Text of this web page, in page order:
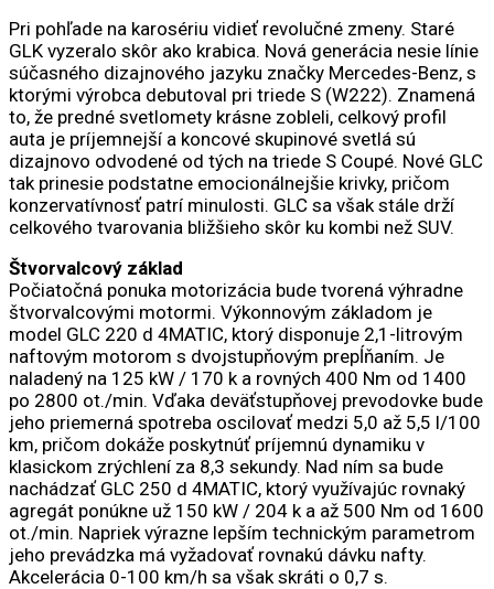
Pri pohľade na karosériu vidieť revolučné zmeny. Staré
GLK vyzeralo skôr ako krabica. Nová generácia nesie línie
súčasného dizajnového jazyku značky Mercedes-Benz, s
ktorými výrobca debutoval pri triede S (W222). Znamená
to, že predné svetlomety krásne zobleli, celkový profil
auta je príjemnejší a koncové skupinové svetlá sú
dizajnovo odvodené od tých na triede S Coupé. Nové GLC
tak prinesie podstatne emocionálnejšie krivky, pričom
konzervatívnosť patrí minulosti. GLC sa však stále drží
celkového tvarovania bližšieho skôr ku kombi než SUV.
Štvorvalcový základ
Počiatočná ponuka motorizácia bude tvorená výhradne
štvorvalcovými motormi. Výkonnovým základom je
model GLC 220 d 4MATIC, ktorý disponuje 2,1-litrovým
naftovým motorom s dvojstupňovým prepĺňaním. Je
naladený na 125 kW / 170 k a rovných 400 Nm od 1400
po 2800 ot./min. Vďaka deväťstupňovej prevodovke bude
jeho priemerná spotreba oscilovať medzi 5,0 až 5,5 l/100
km, pričom dokáže poskytnúť príjemnú dynamiku v
klasickom zrýchlení za 8,3 sekundy. Nad ním sa bude
nachádzať GLC 250 d 4MATIC, ktorý využívajúc rovnaký
agregát ponúkne už 150 kW / 204 k a až 500 Nm od 1600
ot./min. Napriek výrazne lepším technickým parametrom
jeho prevádzka má vyžadovať rovnakú dávku nafty.
Akcelerácia 0-100 km/h sa však skráti o 0,7 s.